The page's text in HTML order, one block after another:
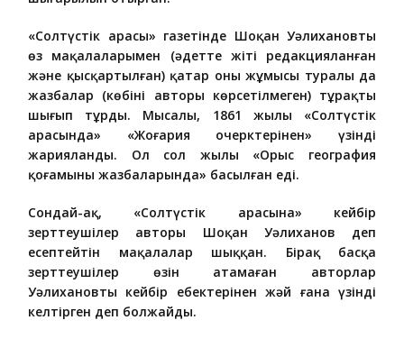
«Солтүстік арасы» газетінде Шоқан Уәлихановтың
өз мақалаларымен (әдетте жіті редакцияланған
және қысқартылған) қатар оның жұмысы туралы да
жазбалар (көбінің авторы көрсетілмеген) тұрақты
шығып тұрды. Мысалы, 1861 жылы «Солтүстік
арасында» «Жоңғария очерктерінен» үзінді
жарияланды. Ол сол жылы «Орыс география
қоғамының жазбаларында» басылған еді.
Сондай-ақ, «Солтүстік арасына» кейбір
зерттеушілер авторы Шоқан Уәлиханов деп
есептейтін мақалалар шыққан. Бірақ басқа
зерттеушілер өзін атамаған авторлар
Уәлихановтың кейбір еңбектерінен жәй ғана үзінді
келтірген деп болжайды.